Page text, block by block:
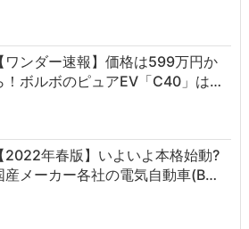
【ワンダー速報】価格は599万円か
！ボルボのピュアEV「C40」は…
【2022年春版】いよいよ本格始動?
産メーカー各社の電気自動車(B…